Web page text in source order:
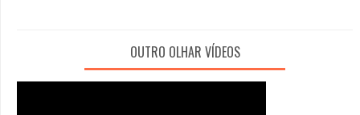
OUTRO OLHAR VÍDEOS